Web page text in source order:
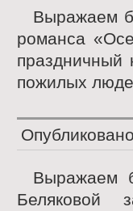
Выражаем
романса
праздничный
пожилых
Опубликовано
Выражаем
Беляковой